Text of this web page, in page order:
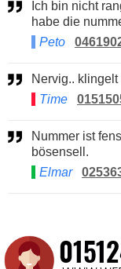
habe die
Peto
Nervig..
Time
Nummer ist fensterbauer wennemer aus senden-
bösensell.
Elmar